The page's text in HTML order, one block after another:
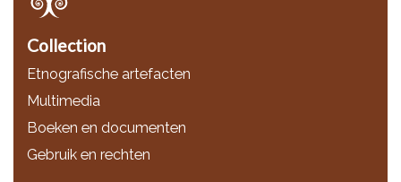
Collection
Etnografische artefacten
Multimedia
Boeken en documenten
Gebruik en rechten